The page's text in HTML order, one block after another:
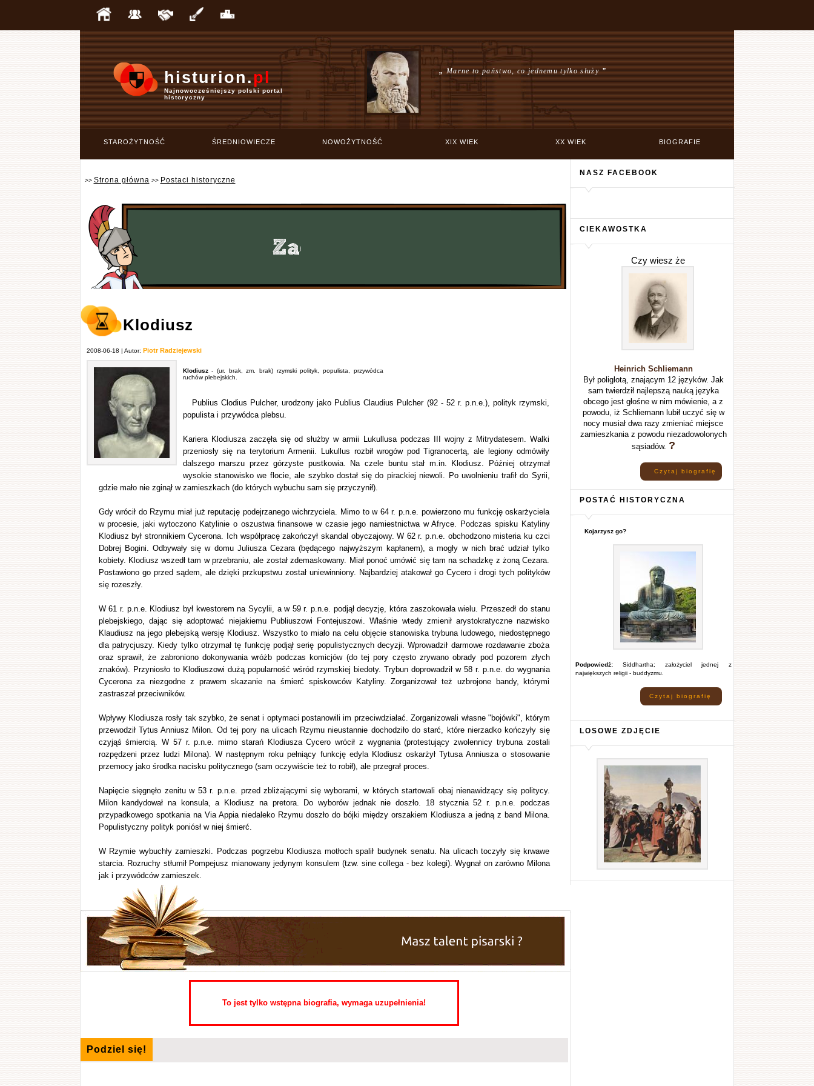
histurion.pl
Najnowocześniejszy polski portal
historyczny
„Marne to państwo, co jednemu tylko służy”
STAROŻYTNOŚĆ ŚREDNIOWIECZE NOWOŻYTNOŚĆ XIX WIEK XX WIEK BIOGRAFIE
>> Strona główna >> Postaci historyczne
Klodiusz
2008-06-18 | Autor: Piotr Radziejewski
Klodiusz- (ur. brak, zm. brak) rzymski polityk, populista, przywódca
ruchów plebejskich.
Publius Clodius Pulcher, urodzony jako Publius Claudius Pulcher (92 - 52 r. p.n.e.), polityk rzymski,
populista i przywódca plebsu.
Kariera Klodiusza zaczęła się od służby w armii Lukullusa podczas III wojny z Mitrydatesem. Walki
przeniosły się na terytorium Armenii. Lukullus rozbił wrogów pod Tigranocertą, ale legiony odmówiły
dalszego marszu przez górzyste pustkowia. Na czele buntu stał m.in. Klodiusz. Później otrzymał
wysokie stanowisko we flocie, ale szybko dostał się do pirackiej niewoli. Po uwolnieniu trafił do Syrii,
gdzie mało nie zginął w zamieszkach (do których wybuchu sam się przyczynił).
Gdy wrócił do Rzymu miał już reputację podejrzanego wichrzyciela. Mimo to w 64 r. p.n.e. powierzono mu funkcję oskarżyciela
w procesie, jaki wytoczono Katylinie o oszustwa finansowe w czasie jego namiestnictwa w Afryce. Podczas spisku Katyliny
Klodiusz był stronnikiem Cycerona. Ich współpracę zakończył skandal obyczajowy. W 62 r. p.n.e. obchodzono misteria ku czci
Dobrej Bogini. Odbywały się w domu Juliusza Cezara (będącego najwyższym kapłanem), a mogły w nich brać udział tylko
kobiety. Klodiusz wszedł tam w przebraniu, ale został zdemaskowany. Miał ponoć umówić się tam na schadzkę z żoną Cezara.
Postawiono go przed sądem, ale dzięki przkupstwu został uniewinniony. Najbardziej atakował go Cycero i drogi tych polityków
się rozeszły.
W 61 r. p.n.e. Klodiusz był kwestorem na Sycylii, a w 59 r. p.n.e. podjął decyzję, która zaszokowała wielu. Przeszedł do stanu
plebejskiego, dając się adoptować niejakiemu Publiuszowi Fontejuszowi. Właśnie wtedy zmienił arystokratyczne nazwisko
Klaudiusz na jego plebejską wersję Klodiusz. Wszystko to miało na celu objęcie stanowiska trybuna ludowego, niedostępnego
dla patrycjuszy. Kiedy tylko otrzymał tę funkcję podjął serię populistycznych decyzji. Wprowadził darmowe rozdawanie zboża
oraz sprawił, że zabroniono dokonywania wróżb podczas komicjów (do tej pory często zrywano obrady pod pozorem złych
znaków). Przyniosło to Klodiuszowi dużą popularność wśród rzymskiej biedoty. Trybun doprowadził w 58 r. p.n.e. do wygnania
Cycerona za niezgodne z prawem skazanie na śmierć spiskowców Katyliny. Zorganizował też uzbrojone bandy, którymi
zastraszał przeciwników.
Wpływy Klodiusza rosły tak szybko, że senat i optymaci postanowili im przeciwdziałać. Zorganizowali własne "bojówki", którym
przewodził Tytus Anniusz Milon. Od tej pory na ulicach Rzymu nieustannie dochodziło do starć, które nierzadko kończyły się
czyjąś śmiercią. W 57 r. p.n.e. mimo starań Klodiusza Cycero wrócił z wygnania (protestujący zwolennicy trybuna zostali
rozpędzeni przez ludzi Milona). W następnym roku pełniący funkcję edyla Klodiusz oskarżył Tytusa Anniusza o stosowanie
przemocy jako środka nacisku politycznego (sam oczywiście też to robił), ale przegrał proces.
Napięcie sięgnęło zenitu w 53 r. p.n.e. przed zbliżającymi się wyborami, w których startowali obaj nienawidzący się politycy.
Milon kandydował na konsula, a Klodiusz na pretora. Do wyborów jednak nie doszło. 18 stycznia 52 r. p.n.e. podczas
przypadkowego spotkania na Via Appia niedaleko Rzymu doszło do bójki między orszakiem Klodiusza a jedną z band Milona.
Populistyczny polityk poniósł w niej śmierć.
W Rzymie wybuchły zamieszki. Podczas pogrzebu Klodiusza motłoch spalił budynek senatu. Na ulicach toczyły się krwawe
starcia. Rozruchy stłumił Pompejusz mianowany jedynym konsulem (tzw. sine collega - bez kolegi). Wygnał on zarówno Milona
jak i przywódców zamieszek.
To jest tylko wstępna biografia, wymaga uzupełnienia!
Podziel się!
NASZ FACEBOOK
CIEKAWOSTKA
Czy wiesz że
Heinrich Schliemann
Był poliglotą, znającym 12 języków. Jak
sam twierdził najlepszą nauką języka
obcego jest głośne w nim mówienie, a z
powodu, iż Schliemann lubił uczyć się w
nocy musiał dwa razy zmieniać miejsce
zamieszkania z powodu niezadowolonych
sąsiadów. ?
Czytaj biografię
POSTAĆ HISTORYCZNA
Kojarzysz go?
Podpowiedź:Siddhartha; założyciel jednej z
największych religii - buddyzmu.
Czytaj biografię
LOSOWE ZDJĘCIE